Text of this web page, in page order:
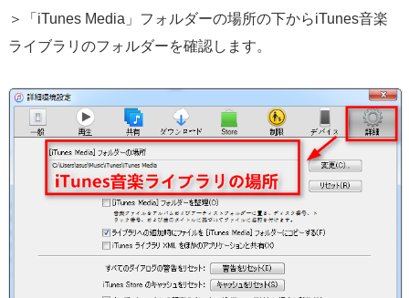
＞「iTunes Media」フォルダーの場所の下からiTunes音楽
ライブラリのフォルダーを確認します。